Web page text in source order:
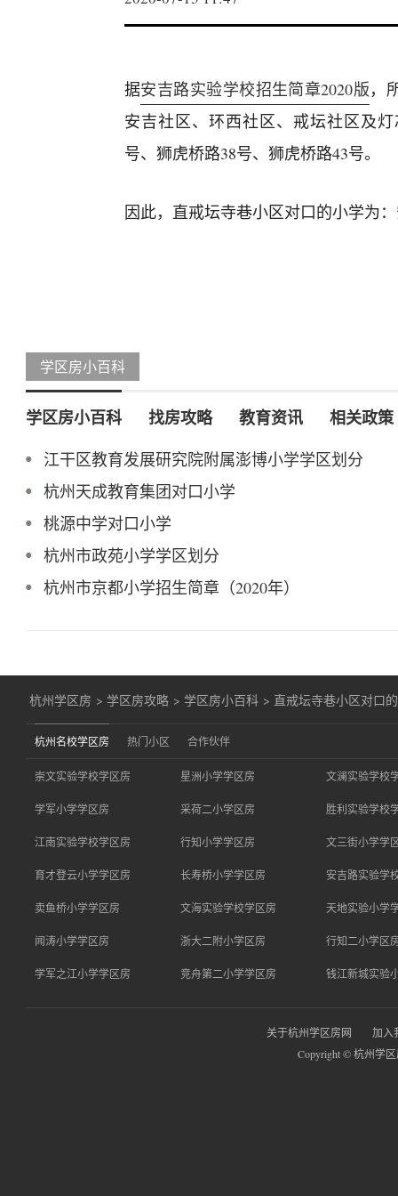
据安吉路实验学校招生简章2020版，
安吉社区、环西社区、戒坛社区及
号、狮虎桥路38号、狮虎桥路43号。
因此，直戒坛寺巷小区对口的小学为
学区房小百科
学区房小百科 找房攻略 教育资讯 相关政策
江干区教育发展研究院附属澎博小学学区划分
杭州天成教育集团对口小学
桃源中学对口小学
杭州市政苑小学学区划分
杭州市京都小学招生简章（2020年）
杭州学区房 > 学区房攻略 > 学区房小百科 > 直戒坛寺巷小区对口
杭州名校学区房 热门小区 合作伙伴
崇文实验学校学区房 星洲小学学区房 文澜实验学校
学军小学学区房 采荷二小学区房 胜利实验学校
江南实验学校学区房 行知小学学区房 文三街小学学
育才登云小学学区房 长寿桥小学学区房 安吉路实验学
卖鱼桥小学学区房 文海实验学校学区房 天地实验小学
闻涛小学学区房 浙大二附小学区房 行知二小学区
学军之江小学学区房 竞舟第二小学学区房 钱江新城实验
关于杭州学区房网
加入
Copyright © 杭州学